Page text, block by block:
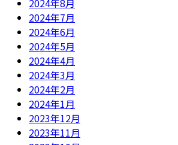
2024年8月
2024年7月
2024年6月
2024年5月
2024年4月
2024年3月
2024年2月
2024年1月
2023年12月
2023年11月